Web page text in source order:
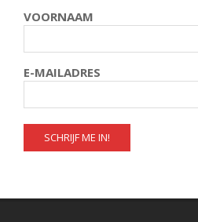
VOORNAAM
E-MAILADRES